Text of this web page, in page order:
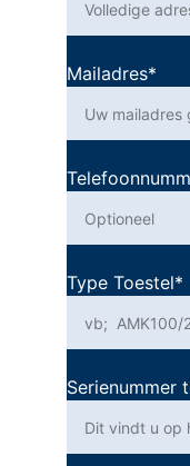
Mailadres*
Type Toestel*
Serienummer